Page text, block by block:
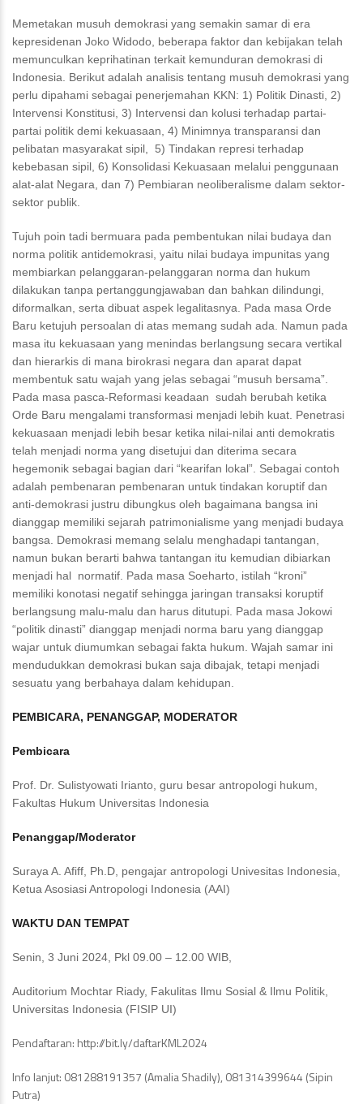
Memetakan musuh demokrasi yang semakin samar di era
kepresidenan Joko Widodo, beberapa faktor dan kebijakan telah
memunculkan keprihatinan terkait kemunduran demokrasi di
Indonesia. Berikut adalah analisis tentang musuh demokrasi yang
perlu dipahami sebagai penerjemahan KKN: 1) Politik Dinasti, 2)
Intervensi Konstitusi, 3) Intervensi dan kolusi terhadap partai-
partai politik demi kekuasaan, 4) Minimnya transparansi dan
pelibatan masyarakat sipil, 5) Tindakan represi terhadap
kebebasan sipil, 6) Konsolidasi Kekuasaan melalui penggunaan
alat-alat Negara, dan 7) Pembiaran neoliberalisme dalam sektor-
sektor publik.
Tujuh poin tadi bermuara pada pembentukan nilai budaya dan
norma politik antidemokrasi, yaitu nilai budaya impunitas yang
membiarkan pelanggaran-pelanggaran norma dan hukum
dilakukan tanpa pertanggungjawaban dan bahkan dilindungi,
diformalkan, serta dibuat aspek legalitasnya. Pada masa Orde
Baru ketujuh persoalan di atas memang sudah ada. Namun pada
masa itu kekuasaan yang menindas berlangsung secara vertikal
dan hierarkis di mana birokrasi negara dan aparat dapat
membentuk satu wajah yang jelas sebagai “musuh bersama”.
Pada masa pasca-Reformasi keadaan sudah berubah ketika
Orde Baru mengalami transformasi menjadi lebih kuat. Penetrasi
kekuasaan menjadi lebih besar ketika nilai-nilai anti demokratis
telah menjadi norma yang disetujui dan diterima secara
hegemonik sebagai bagian dari “kearifan lokal”. Sebagai contoh
adalah pembenaran pembenaran untuk tindakan koruptif dan
anti-demokrasi justru dibungkus oleh bagaimana bangsa ini
dianggap memiliki sejarah patrimonialisme yang menjadi budaya
bangsa. Demokrasi memang selalu menghadapi tantangan,
namun bukan berarti bahwa tantangan itu kemudian dibiarkan
menjadi hal normatif. Pada masa Soeharto, istilah “kroni”
memiliki konotasi negatif sehingga jaringan transaksi koruptif
berlangsung malu-malu dan harus ditutupi. Pada masa Jokowi
“politik dinasti” dianggap menjadi norma baru yang dianggap
wajar untuk diumumkan sebagai fakta hukum. Wajah samar ini
mendudukkan demokrasi bukan saja dibajak, tetapi menjadi
sesuatu yang berbahaya dalam kehidupan.
PEMBICARA, PENANGGAP, MODERATOR
Pembicara
Prof. Dr. Sulistyowati Irianto, guru besar antropologi hukum,
Fakultas Hukum Universitas Indonesia
Penanggap/Moderator
Suraya A. Afiff, Ph.D, pengajar antropologi Univesitas Indonesia,
Ketua Asosiasi Antropologi Indonesia (AAI)
WAKTU DAN TEMPAT
Senin, 3 Juni 2024, Pkl 09.00 – 12.00 WIB,
Auditorium Mochtar Riady, Fakulitas Ilmu Sosial & Ilmu Politik,
Universitas Indonesia (FISIP UI)
Pendaftaran: http://bit.ly/daftarKML2024
Info lanjut: 081288191357 (Amalia Shadily), 081314399644 (Sipin
Putra)